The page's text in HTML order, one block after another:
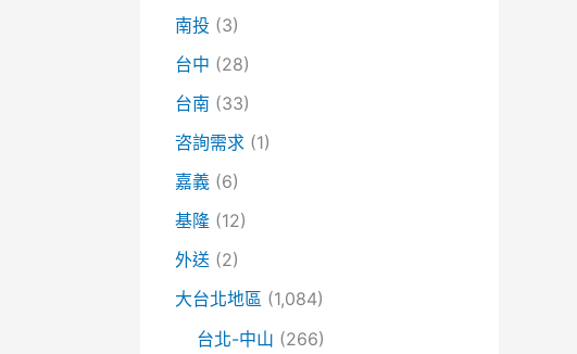
南投 (3)
台中 (28)
台南 (33)
咨詢需求 (1)
嘉義 (6)
基隆 (12)
外送 (2)
大台北地區 (1,084)
台北-中山 (266)